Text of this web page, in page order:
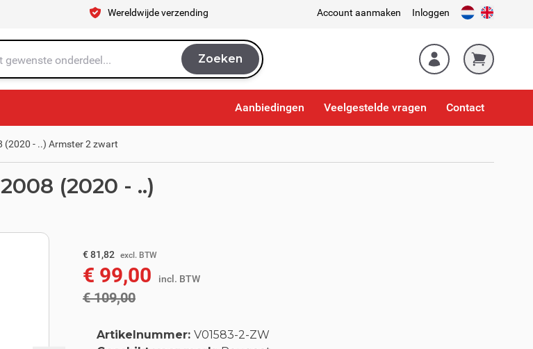
Wereldwijde verzending Account aanmaken Inloggen
Zoek
Zoeken
Aanbiedingen Veelgestelde vragen Contact
(2020 - ..) Armster 2 zwart
(2020 - ..)
€ 81,82 excl. BTW
€ 90,08excl. BTW
€ 99,00 incl. BTW
€ 109,00incl. BTW
Artikelnummer: V01583-2-ZW